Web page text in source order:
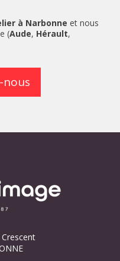
à Narbonne et nous
(Aude, Hérault,
nous